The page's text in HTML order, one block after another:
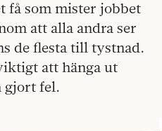
få som mister jobbet
att alla andra ser
de flesta till tystnad.
att hänga ut
gjort fel.